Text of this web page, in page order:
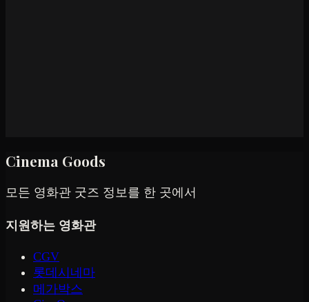
Cinema Goods
모든 영화관 굿즈 정보를 한 곳에서
지원하는 영화관
CGV
롯데시네마
메가박스